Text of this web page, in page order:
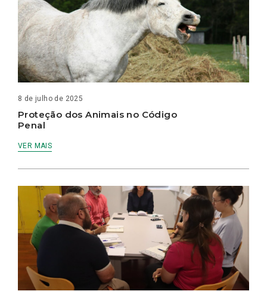
8 de julho de 2025
Proteção dos Animais no Código
Penal
VER MAIS